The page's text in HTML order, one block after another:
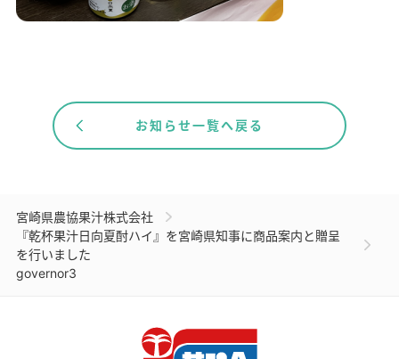
お知らせ一覧へ戻る
宮崎県農協果汁株式会社
『乾杯果汁日向夏酎ハイ』を宮崎県知事に商品案内と贈呈
を行いました
governor3